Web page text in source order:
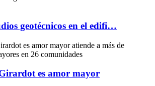
geotécnicos en el edifi…
es amor mayor